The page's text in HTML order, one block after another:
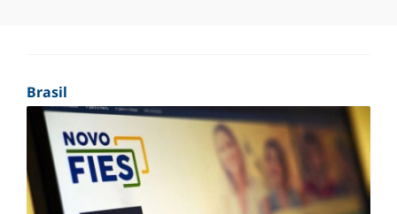
Brasil